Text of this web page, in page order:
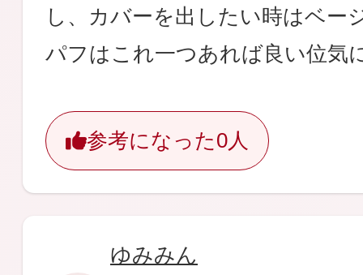
し、カバーを出したい時はベー
パフはこれ一つあれば良い位気
参考になった0人
ゆみみん